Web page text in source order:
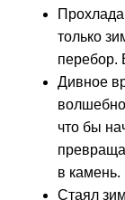
только
перебор.
Дивное
что бы
в камень.
Стаял